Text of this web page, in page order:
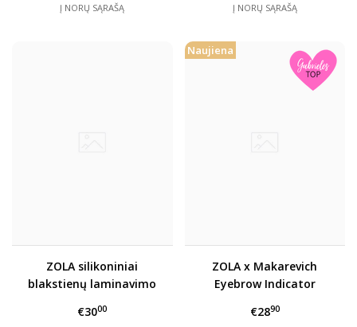
Į NORŲ SĄRAŠĄ Į NORŲ SĄRAŠĄ
ZOLA silikoniniai
blakstienų laminavimo
M+, L, XL)
€3000
Naujiena
ZOLA x Makarevich
Eyebrow Indicator
šampūnas indikatorius
€2890